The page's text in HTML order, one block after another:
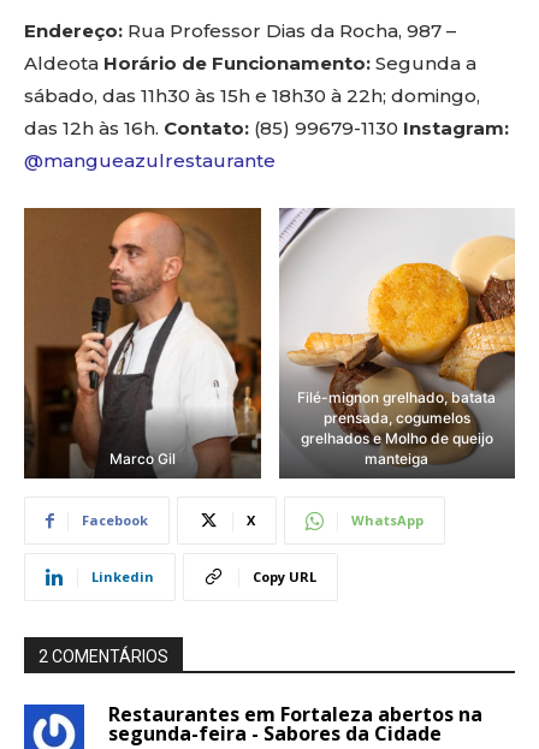
Endereço: Rua Professor Dias da Rocha, 987 –
Aldeota Horário de Funcionamento: Segunda a
sábado, das 11h30 às 15h e 18h30 à 22h; domingo,
das 12h às 16h. Contato: (85) 99679-1130 Instagram:
@mangueazulrestaurante
Marco Gil
Filé-mignon grelhado, batata
prensada, cogumelos
grelhados e Molho de queijo
manteiga
Facebook X WhatsApp
Linkedin Copy URL
2 COMENTÁRIOS
Restaurantes em Fortaleza abertos na
segunda-feira - Sabores da Cidade